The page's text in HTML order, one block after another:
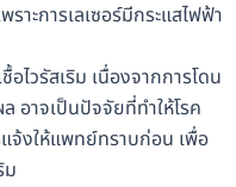
าะการเลเซอร์มีกระแสไฟฟ้า
อไวรัสเริม เนื่องจากการโดน
อาจเป็นปัจจัยที่ทำให้โรค
จ้งให้แพทย์ทราบก่อน เพื่อ
ม